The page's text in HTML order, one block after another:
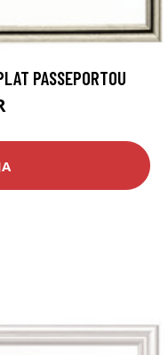
PASSEPORTOU